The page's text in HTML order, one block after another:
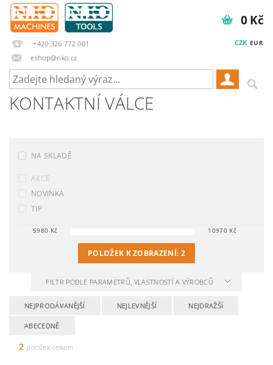
+420 326 772 001
eshop@nko.cz
CZK EUR
0 Kč
KONTAKTNÍ VÁLCE
NA SKLADĚ
AKCE
NOVINKA
TIP
5980 Kč 10970Kč
POLOŽEK K ZOBRAZENÍ: 2
FILTR PODLE PARAMETRŮ, VLASTNOSTÍ A VÝROBCŮ
NEJPRODÁVANĚJŠÍ NEJLEVNĚJŠÍ NEJDRAŽŠÍ
ABECEDNĚ
2 položek celkem